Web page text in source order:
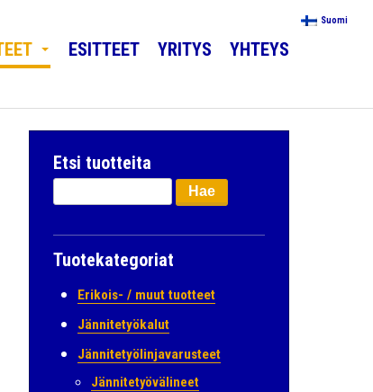
Suomi
ESITTEET YRITYS YHTEYS
Etsi tuotteita
Haku:
Tuotekategoriat
Erikois- / muut tuotteet
Jännitetyökalut
Jännitetyölinjavarusteet
Jännitetyövälineet